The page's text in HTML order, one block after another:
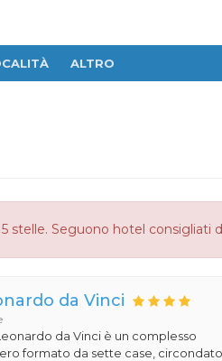
ALTRO
stelle. Seguono hotel consigliati
da Vinci
da Vinci è un complesso
formato da sette case,